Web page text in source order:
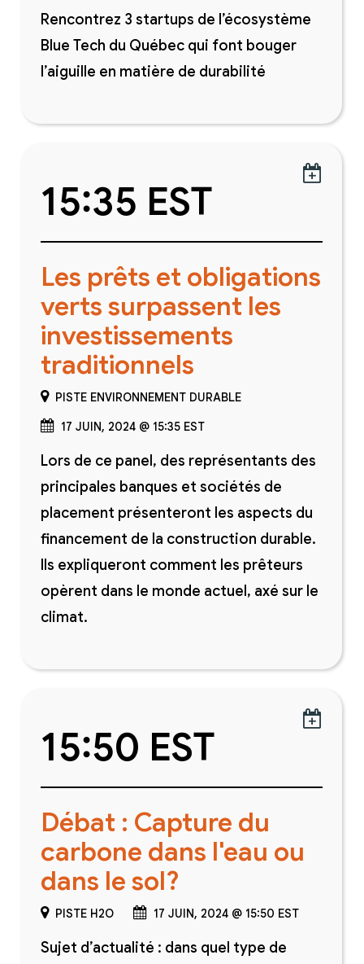
Rencontrez 3 startups de l’écosystème
Blue Tech du Québec qui font bouger
l’aiguille en matière de durabilité

15:35 EST
Les prêts et obligations
verts surpassent les
investissements
traditionnels
PISTE ENVIRONNEMENT DURABLE
17 JUIN, 2024 @ 15:35 EST
Lors de ce panel, des représentants des
principales banques et sociétés de
placement présenteront les aspects du
financement de la construction durable.
Ils expliqueront comment les prêteurs
opèrent dans le monde actuel, axé sur le
climat.

15:50 EST
Débat : Capture du
carbone dans l'eau ou
dans le sol?
PISTE H2O 17 JUIN, 2024 @ 15:50 EST
Sujet d’actualité : dans quel type de